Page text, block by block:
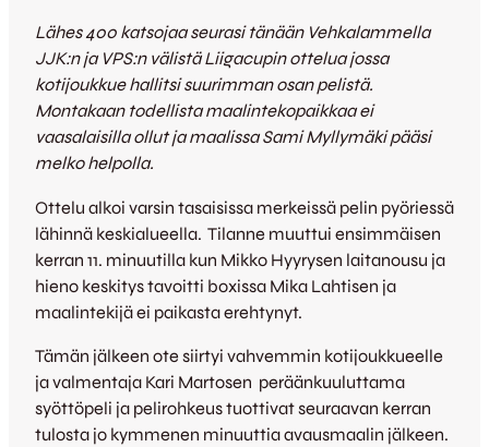
Lähes 400 katsojaa seurasi tänään Vehkalammella
JJK:n ja VPS:n välistä Liigacupin ottelua jossa
kotijoukkue hallitsi suurimman osan pelistä.
Montakaan todellista maalintekopaikkaa ei
vaasalaisilla ollut ja maalissa Sami Myllymäki pääsi
melko helpolla.
Ottelu alkoi varsin tasaisissa merkeissä pelin pyöriessä
lähinnä keskialueella. Tilanne muuttui ensimmäisen
kerran 11. minuutilla kun Mikko Hyyrysen laitanousu ja
hieno keskitys tavoitti boxissa Mika Lahtisen ja
maalintekijä ei paikasta erehtynyt.
Tämän jälkeen ote siirtyi vahvemmin kotijoukkueelle
ja valmentaja Kari Martosen peräänkuuluttama
syöttöpeli ja pelirohkeus tuottivat seuraavan kerran
tulosta jo kymmenen minuuttia avausmaalin jälkeen.